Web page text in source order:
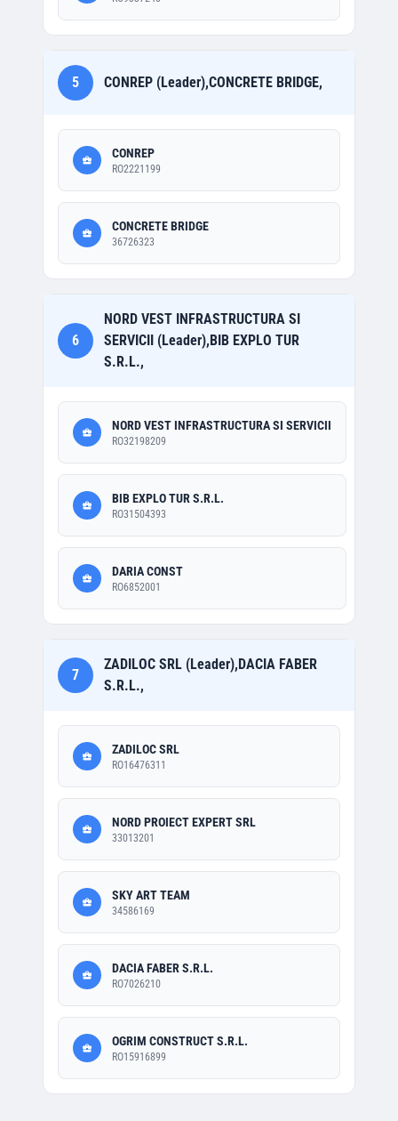
5 CONREP (Leader),CONCRETE BRIDGE,
CONREP
RO2221199
CONCRETE BRIDGE
36726323
6
NORD VEST INFRASTRUCTURA SI
SERVICII (Leader),BIB EXPLO TUR
S.R.L.,
NORD VEST INFRASTRUCTURA SI SERVICII
RO32198209
BIB EXPLO TUR S.R.L.
RO31504393
DARIA CONST
RO6852001
7
ZADILOC SRL (Leader),DACIA FABER
S.R.L.,
ZADILOC SRL
RO16476311
NORD PROIECT EXPERT SRL
33013201
SKY ART TEAM
34586169
DACIA FABER S.R.L.
RO7026210
OGRIM CONSTRUCT S.R.L.
RO15916899